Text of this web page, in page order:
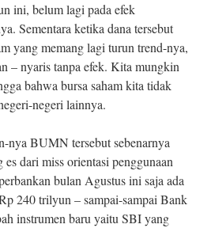
ini, belum lagi pada efek
Sementara ketika dana tersebut
yang memang lagi turun trend-nya,
– nyaris tanpa efek. Kita mungkin
bahwa bursa saham kita tidak
negeri lainnya.
nya BUMN tersebut sebenarnya
dari miss orientasi penggunaan
bulan Agustus ini saja ada
240 trilyun – sampai-sampai Bank
instrumen baru yaitu SBI yang